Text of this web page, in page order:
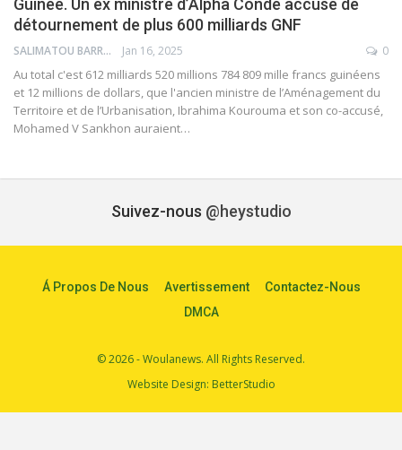
Guinée. Un ex ministre d’Alpha Condé accusé de
détournement de plus 600 milliards GNF
SALIMATOU BARRY Jan 16, 2025 0
Au total c'est 612 milliards 520 millions 784 809 mille francs guinéens
et 12 millions de dollars, que l'ancien ministre de l’Aménagement du
Territoire et de l’Urbanisation, Ibrahima Kourouma et son co-accusé,
Mohamed V Sankhon auraient…
Suivez-nous @heystudio
Á Propos De Nous Avertissement
Contactez-Nous
DMCA
© 2026 - Woulanews. All Rights Reserved.
Website Design: BetterStudio